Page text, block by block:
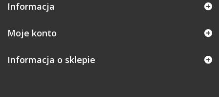
Informacja
Moje konto
Informacja o sklepie